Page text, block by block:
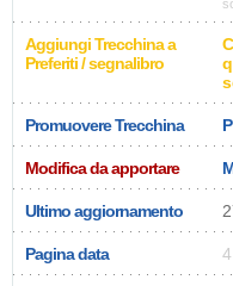
Aggiungi Trecchina a
Preferiti / segnalibro
Promuovere Trecchina
Modifica da apportare
Ultimo aggiornamento
Pagina data